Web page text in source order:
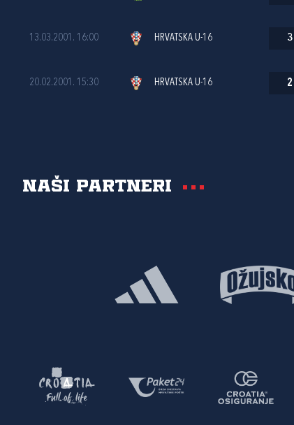
13.03.2001. 16:00 HRVATSKA U-16 3
20.02.2001. 15:30 HRVATSKA U-16 2
Naši partneri